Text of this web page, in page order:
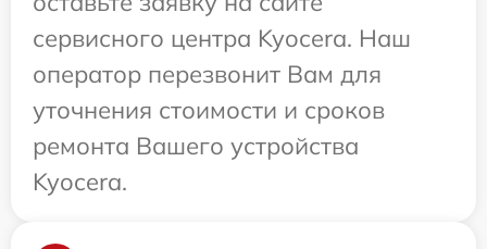
сервисного центра Kyocera. Наш
оператор перезвонит Вам для
уточнения стоимости и сроков
ремонта Вашего устройства
Kyocera.